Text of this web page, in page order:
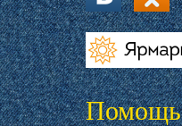
vk.com ok.ru
livemaster.ru
Помощь